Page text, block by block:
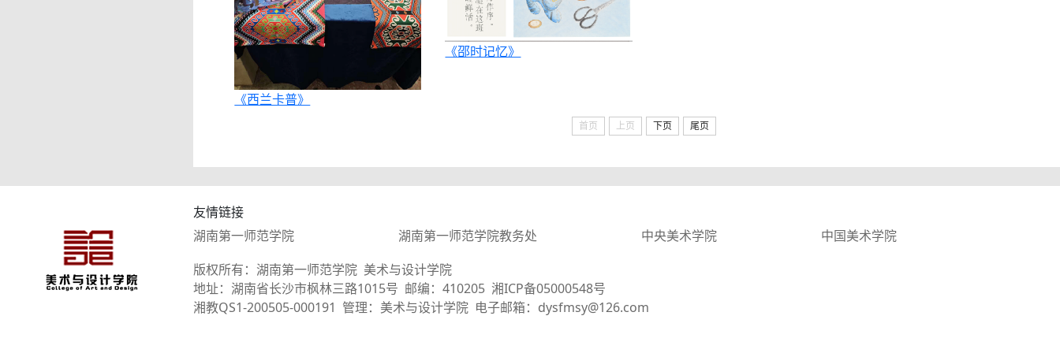
《西兰卡普》
《邵时记忆》
首页 上页 下页 尾页
友情链接
湖南第一师范学院
湖南第一师范学院教务处 中央美术学院
中国美术学院
版权所有：湖南第一师范学院 美术与设计学院
地址：湖南省长沙市枫林三路1015号 邮编：410205 湘ICP备05000548号
湘教QS1-200505-000191 管理：美术与设计学院 电子邮箱：dysfmsy@126.com